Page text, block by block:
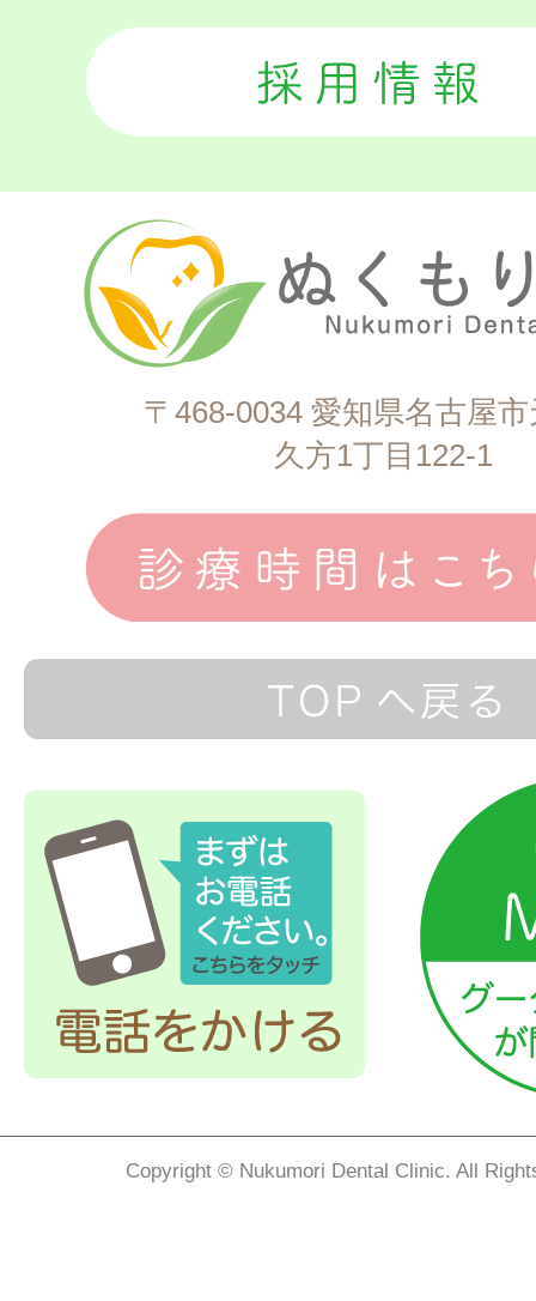
〒468-0034 愛知県名古屋
久方1丁目122-1
Copyright © Nukumori Dental Clinic. All